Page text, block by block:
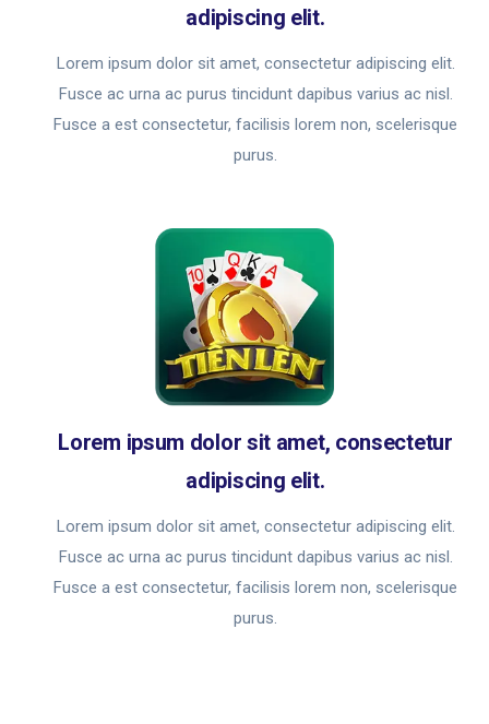
adipiscing elit.
Lorem ipsum dolor sit amet, consectetur adipiscing elit.
Fusce ac urna ac purus tincidunt dapibus varius ac nisl.
Fusce a est consectetur, facilisis lorem non, scelerisque
purus.
Lorem ipsum dolor sit amet, consectetur
adipiscing elit.
Lorem ipsum dolor sit amet, consectetur adipiscing elit.
Fusce ac urna ac purus tincidunt dapibus varius ac nisl.
Fusce a est consectetur, facilisis lorem non, scelerisque
purus.